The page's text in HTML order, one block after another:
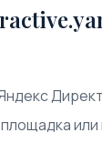
или